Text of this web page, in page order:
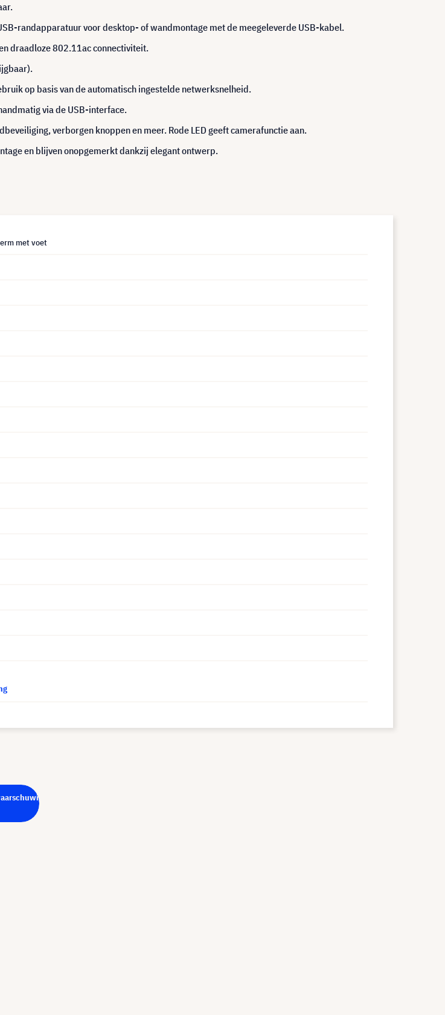
randapparatuur voor desktop- of wandmontage met de meegeleverde USB-kabel.
draadloze 802.11ac connectiviteit.
op basis van de automatisch ingestelde netwerksnelheid.
via de USB-interface.
verborgen knoppen en meer. Rode LED geeft camerafunctie aan.
en blijven onopgemerkt dankzij elegant ontwerp.
met voet
- PDF